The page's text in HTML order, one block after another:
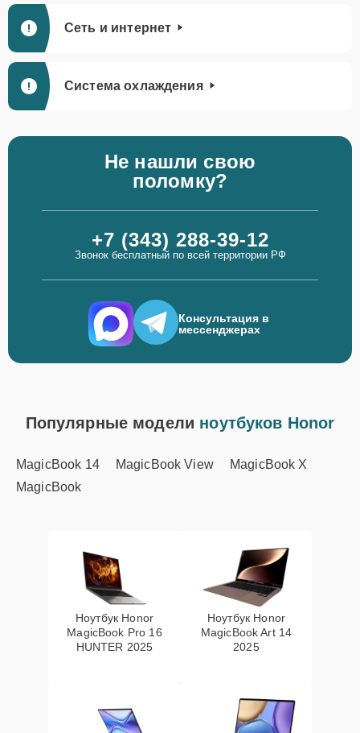
Сеть и интернет
Система охлаждения
Не нашли свою
поломку?
+7 (343) 288-39-12
Звонок бесплатный по всей территории РФ
Консультация в
мессенджерах
Популярные модели ноутбуков Honor
MagicBook 14 MagicBook View
MagicBook X
MagicBook
Ноутбук Honor
MagicBook Pro 16
HUNTER 2025
Ноутбук Honor
MagicBook Art 14
2025